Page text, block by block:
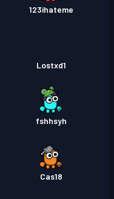
123ihateme
Lostxd1
fshhsyh
Cas18